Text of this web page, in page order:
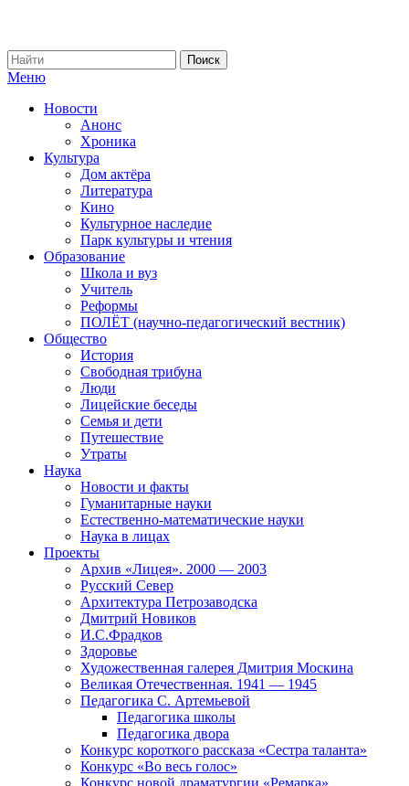
Меню
Новости
Анонс
Хроника
Культура
Дом актёра
Литература
Кино
Культурное наследие
Парк культуры и чтения
Образование
Школа и вуз
Учитель
Реформы
ПОЛЁТ (научно-педагогический вестник)
Общество
История
Свободная трибуна
Люди
Лицейские беседы
Семья и дети
Путешествие
Утраты
Наука
Новости и факты
Гуманитарные науки
Естественно-математические науки
Наука в лицах
Проекты
Архив «Лицея». 2000 — 2003
Русский Север
Архитектура Петрозаводска
Дмитрий Новиков
И.С.Фрадков
Здоровье
Художественная галерея Дмитрия Москина
Великая Отечественная. 1941 — 1945
Педагогика С. Артемьевой
Педагогика школы
Педагогика двора
Конкурс короткого рассказа «Сестра таланта»
Конкурс «Во весь голос»